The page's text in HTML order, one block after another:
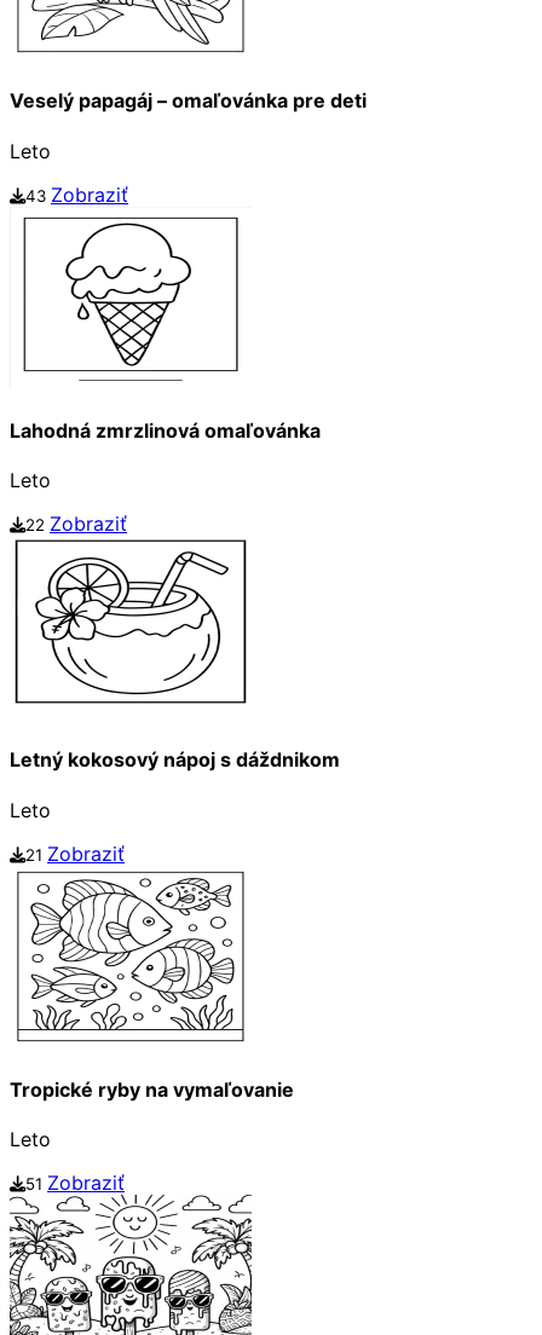
Veselý papagáj – omaľovánka pre deti
Leto
43 Zobraziť
Lahodná zmrzlinová omaľovánka
Leto
22 Zobraziť
Letný kokosový nápoj s dáždnikom
Leto
21 Zobraziť
Tropické ryby na vymaľovanie
Leto
51 Zobraziť